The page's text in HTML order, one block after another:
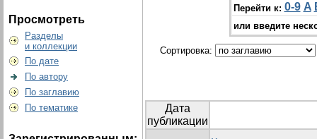
Просмотреть
Разделы
и коллекции
По дате
По автору
По заглавию
По тематике
Перейти к: 0-9 A
или введите
Сортировка:
Дата
публикации